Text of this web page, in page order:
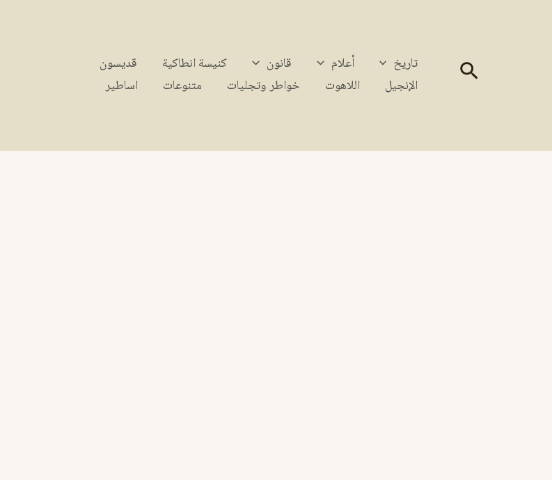
البحث تاريخ أعلام قانون كنيسة انطاكية
قديسون
الإنجيل
اللاهوت خواطر وتجليات متنوعات اساطير